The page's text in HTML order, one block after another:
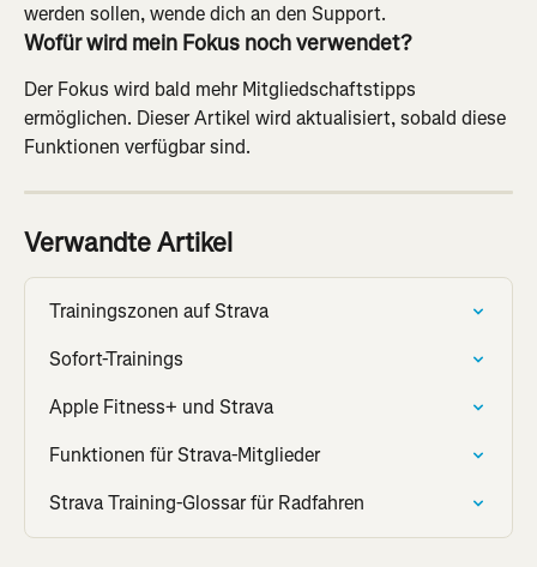
werden sollen, wende dich an den Support.
Wofür wird mein Fokus noch verwendet?
Der Fokus wird bald mehr Mitgliedschaftstipps
ermöglichen. Dieser Artikel wird aktualisiert, sobald diese
Funktionen verfügbar sind.
Verwandte Artikel
Trainingszonen auf Strava
Sofort-Trainings
Apple Fitness+ und Strava
Funktionen für Strava-Mitglieder
Strava Training-Glossar für Radfahren